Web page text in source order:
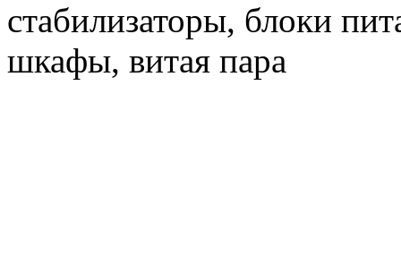
стабилизаторы, блоки
шкафы, витая пара